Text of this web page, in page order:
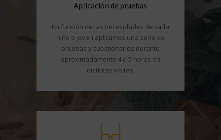
Aplicación de pruebas
En función de las necesidades de cada
niño o joven aplicamos una serie de
pruebas y cuestionarios durante
aproximadamente 4 o 5 horas en
distintas visitas.